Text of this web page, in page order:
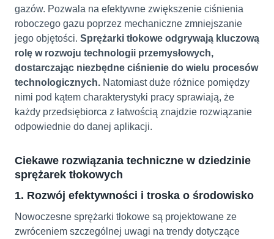
gazów. Pozwala na efektywne zwiększenie ciśnienia
roboczego gazu poprzez mechaniczne zmniejszanie
jego objętości. Sprężarki tłokowe odgrywają kluczową
rolę w rozwoju technologii przemysłowych,
dostarczając niezbędne ciśnienie do wielu procesów
technologicznych. Natomiast duże różnice pomiędzy
nimi pod kątem charakterystyki pracy sprawiają, że
każdy przedsiębiorca z łatwością znajdzie rozwiązanie
odpowiednie do danej aplikacji.
Ciekawe rozwiązania techniczne w dziedzinie
sprężarek tłokowych
1. Rozwój efektywności i troska o środowisko
Nowoczesne sprężarki tłokowe są projektowane ze
zwróceniem szczególnej uwagi na trendy dotyczące